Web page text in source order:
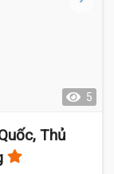
5
Thủ